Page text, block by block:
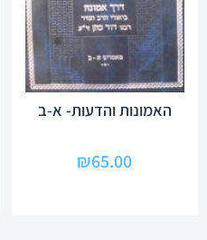
האמונות והדעות- א-ב
₪65.00